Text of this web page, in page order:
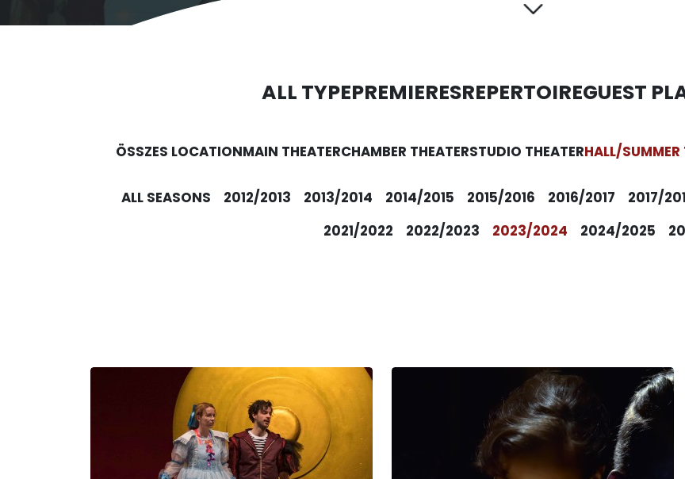
ALL TYPEPREMIERESREPERTOIREGUEST
ÖSSZES LOCATIONMAIN THEATERCHAMBER THEATERSTUDIO THEATERHALL/SUMMER
ALL SEASONS 2012/2013 2013/2014 2014/2015 2015/2016 2016/2017 2017/
2021/2022
2022/2023 2023/2024 2024/2025